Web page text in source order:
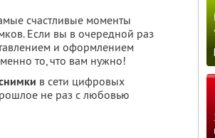
счастливые моменты
Если вы в очередной раз
и оформлением
то, что вам нужно!
в сети цифровых
не раз с любовью